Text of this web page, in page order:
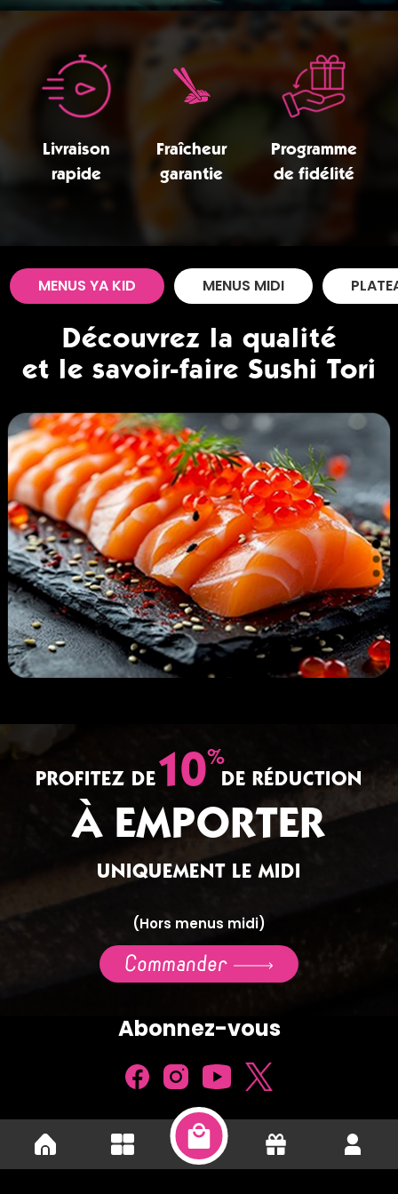
Livraison
rapide
Fraîcheur
garantie
Programme
de fidélité
MENUS YA KID MENUS MIDI
Découvrez la qualité
et le savoir-faire Sushi Tori
PROFITEZ DE10%
DE RÉDUCTION
À EMPORTER
UNIQUEMENT LE MIDI
(Hors menus midi)
Commander
Abonnez-vous